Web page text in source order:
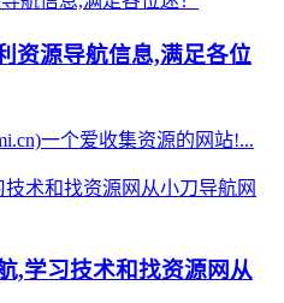
资源导航信息,满足各位
一个爱收集资源的网站!...
,学习技术和找资源网从